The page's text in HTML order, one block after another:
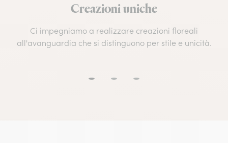
Creazioni uniche
Ci impegniamo a realizzare creazioni floreali
all'avanguardia che si distinguono per stile e unicità.